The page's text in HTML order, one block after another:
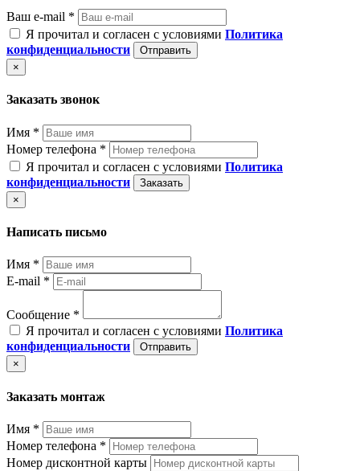
Ваш e-mail *
Я прочитал и согласен с условиями Политика
конфиденциальности
Отправить
×
Заказать звонок
Имя *
Номер телефона *
Я прочитал и согласен с условиями Политика
конфиденциальности
Заказать
×
Написать письмо
Имя *
E-mail *
Сообщение *
Я прочитал и согласен с условиями Политика
конфиденциальности
Отправить
×
Заказать монтаж
Имя *
Номер телефона *
Номер дисконтной карты